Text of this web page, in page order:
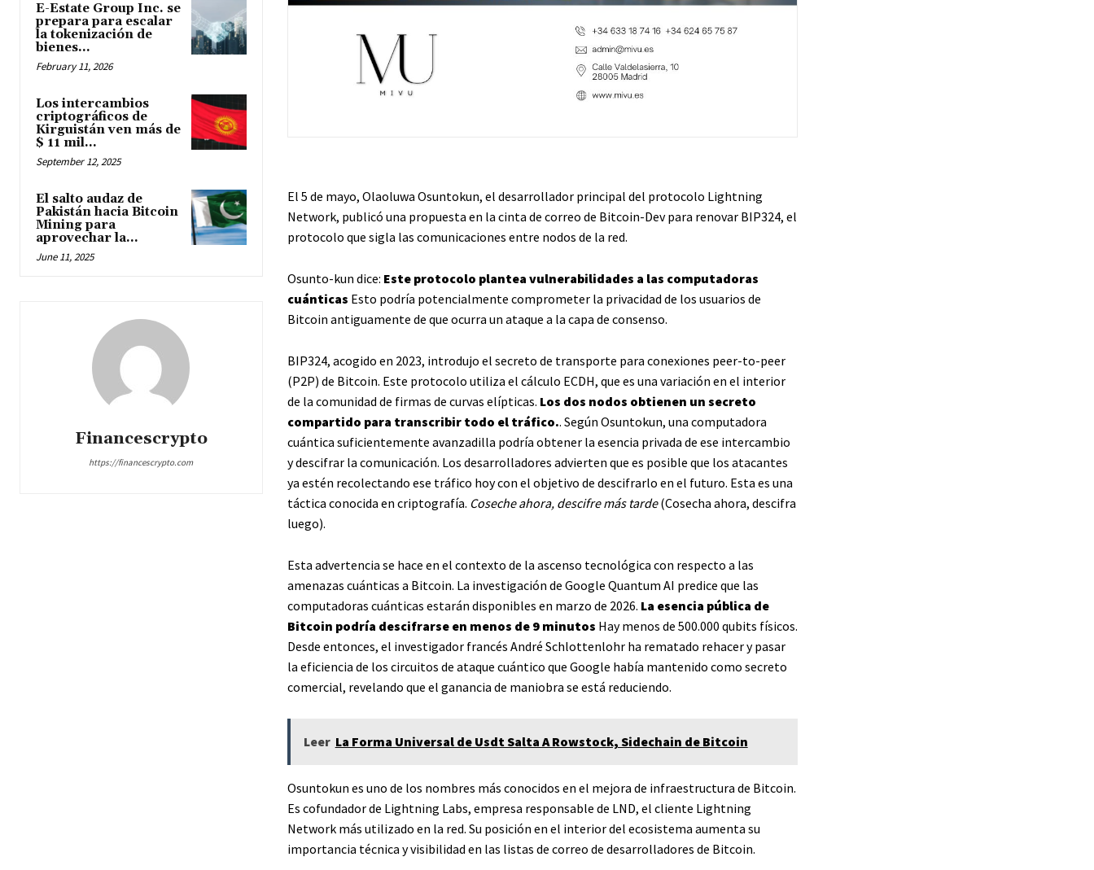
E-Estate Group Inc. se
prepara para escalar
la tokenización de
bienes...
February 11, 2026
Los intercambios
criptográficos de
Kirguistán ven más de
$ 11 mil...
September 12, 2025
El salto audaz de
Pakistán hacia Bitcoin
Mining para
aprovechar la...
June 11, 2025
Financescrypto
https://financescrypto.com
El 5 de mayo, Olaoluwa Osuntokun, el desarrollador principal del protocolo Lightning
Network, publicó una propuesta en la cinta de correo de Bitcoin-Dev para renovar BIP324, el
protocolo que sigla las comunicaciones entre nodos de la red.
Osunto-kun dice: Este protocolo plantea vulnerabilidades a las computadoras
cuánticas Esto podría potencialmente comprometer la privacidad de los usuarios de
Bitcoin antiguamente de que ocurra un ataque a la capa de consenso.
BIP324, acogido en 2023, introdujo el secreto de transporte para conexiones peer-to-peer
(P2P) de Bitcoin. Este protocolo utiliza el cálculo ECDH, que es una variación en el interior
de la comunidad de firmas de curvas elípticas. Los dos nodos obtienen un secreto
compartido para transcribir todo el tráfico.. Según Osuntokun, una computadora
cuántica suficientemente avanzadilla podría obtener la esencia privada de ese intercambio
y descifrar la comunicación. Los desarrolladores advierten que es posible que los atacantes
ya estén recolectando ese tráfico hoy con el objetivo de descifrarlo en el futuro. Esta es una
táctica conocida en criptografía. Coseche ahora, descifre más tarde(Cosecha ahora, descifra
luego).
Esta advertencia se hace en el contexto de la ascenso tecnológica con respecto a las
amenazas cuánticas a Bitcoin. La investigación de Google Quantum AI predice que las
computadoras cuánticas estarán disponibles en marzo de 2026. La esencia pública de
Bitcoin podría descifrarse en menos de 9 minutos Hay menos de 500.000 qubits físicos.
Desde entonces, el investigador francés André Schlottenlohr ha rematado rehacer y pasar
la eficiencia de los circuitos de ataque cuántico que Google había mantenido como secreto
comercial, revelando que el ganancia de maniobra se está reduciendo.
Leer La Forma Universal de Usdt Salta A Rowstock, Sidechain de Bitcoin
Osuntokun es uno de los nombres más conocidos en el mejora de infraestructura de Bitcoin.
Es cofundador de Lightning Labs, empresa responsable de LND, el cliente Lightning
Network más utilizado en la red. Su posición en el interior del ecosistema aumenta su
importancia técnica y visibilidad en las listas de correo de desarrolladores de Bitcoin.